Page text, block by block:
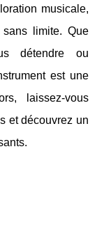
musicale,
limite. Que
détendre ou
est une
laissez-vous
et découvrez un